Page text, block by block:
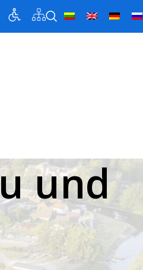
und